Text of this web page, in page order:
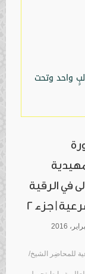
واحد وتحت
في الرقية
| جزء 2
للمحاضِر الشيخ/